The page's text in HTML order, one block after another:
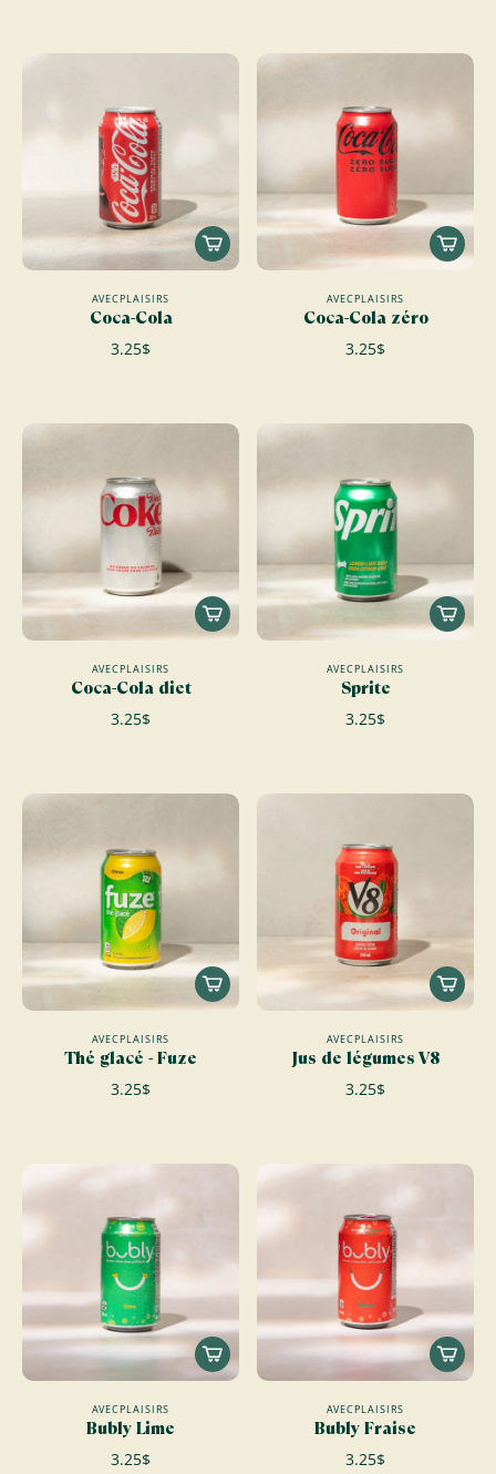
AVECPLAISIRS
Coca-Cola
3.25$
AVECPLAISIRS
Coca-Cola zéro
3.25$
AVECPLAISIRS
Coca-Cola diet
3.25$
AVECPLAISIRS
Sprite
3.25$
AVECPLAISIRS
Thé glacé - Fuze
3.25$
AVECPLAISIRS
Jus de légumes V8
3.25$
AVECPLAISIRS
Bubly Lime
3.25$
AVECPLAISIRS
Bubly Fraise
3.25$